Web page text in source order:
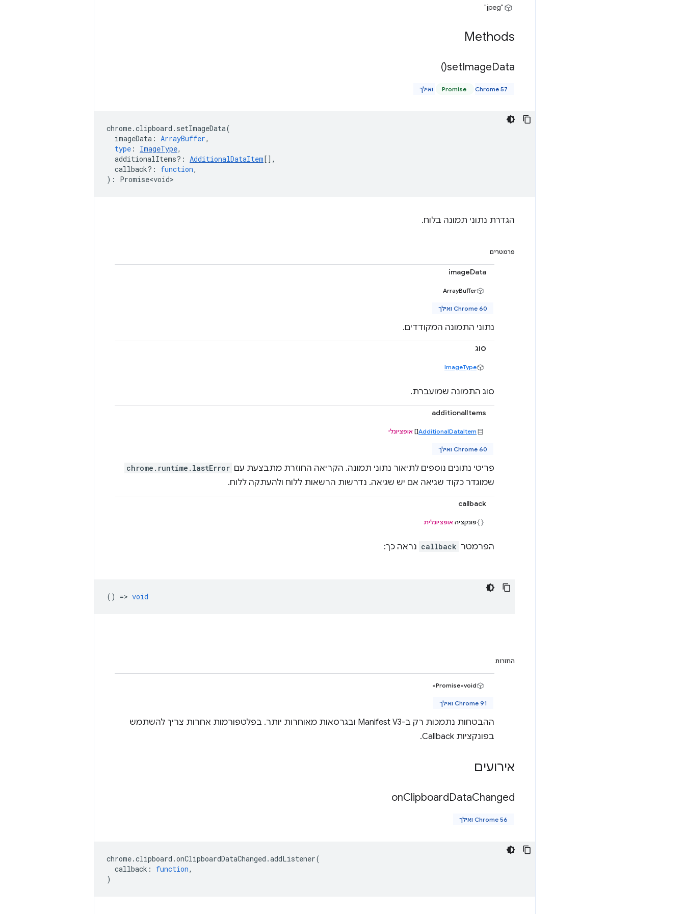
"jpeg"
Methods
setImageData(
)
Promise Chrome 57 ואילך
chrome.clipboard . setImageData(
imageData : ArrayBuffer,
type : ImageType,
additionalItems? : AdditionalDataItem[],
callback? : function,
) : Promise<void>
הגדרת נתוני תמונה בלוח.
פרמטרים
imageData
ArrayBuffer
Chrome 60 ואילך
נתוני התמונה המקודדים.
סוג
ImageType
סוג התמונה שמועברת.
additionalItems
AdditionalDataItem
[] אופציונלי
Chrome 60 ואילך
פריטי נתונים נוספים לתיאור נתוני תמונה. הקריאה החוזרת מתבצעת עם chrome.runtime.lastError
שמוגדר כקוד שגיאה אם יש שגיאה. נדרשות הרשאות ללוח ולהעתקה ללוח.
callback
פונקציה אופציונלית
הפרמטר callback נראה כך:
() => void
החזרות
Promise<void>
Chrome 91 ואילך
ההבטחות נתמכות רק ב-Manifest V3 ובגרסאות מאוחרות יותר. בפלטפורמות אחרות צריך להשתמש
בפונקציות Callback.
אירועים
onClipboardDataChanged
Chrome 56 ואילך
chrome.clipboard .onClipboardDataChanged .addListener(
callback : function,
)